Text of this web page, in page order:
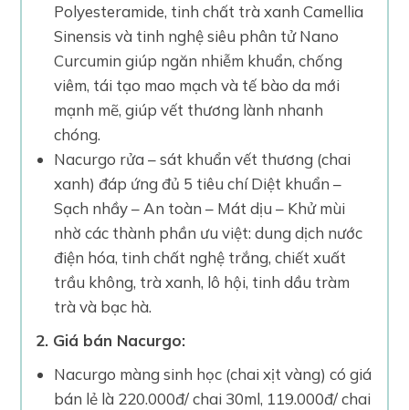
Polyesteramide, tinh chất trà xanh Camellia
Sinensis và tinh nghệ siêu phân tử Nano
Curcumin giúp ngăn nhiễm khuẩn, chống
viêm, tái tạo mao mạch và tế bào da mới
mạnh mẽ, giúp vết thương lành nhanh
chóng.
Nacurgo rửa – sát khuẩn vết thương (chai
xanh) đáp ứng đủ 5 tiêu chí Diệt khuẩn –
Sạch nhầy – An toàn – Mát dịu – Khử mùi
nhờ các thành phần ưu việt: dung dịch nước
điện hóa, tinh chất nghệ trắng, chiết xuất
trầu không, trà xanh, lô hội, tinh dầu tràm
trà và bạc hà.
2. Giá bán Nacurgo:
Nacurgo màng sinh học (chai xịt vàng) có giá
bán lẻ là 220.000đ/ chai 30ml, 119.000đ/ chai